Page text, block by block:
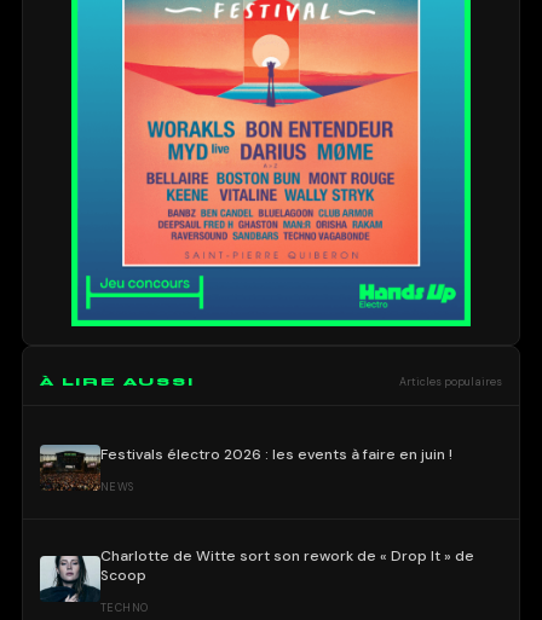
À LIRE AUSSI Articles populaires
Festivals électro 2026 : les events à faire en juin !
NEWS
Charlotte de Witte sort son rework de « Drop It » de
Scoop
TECHNO